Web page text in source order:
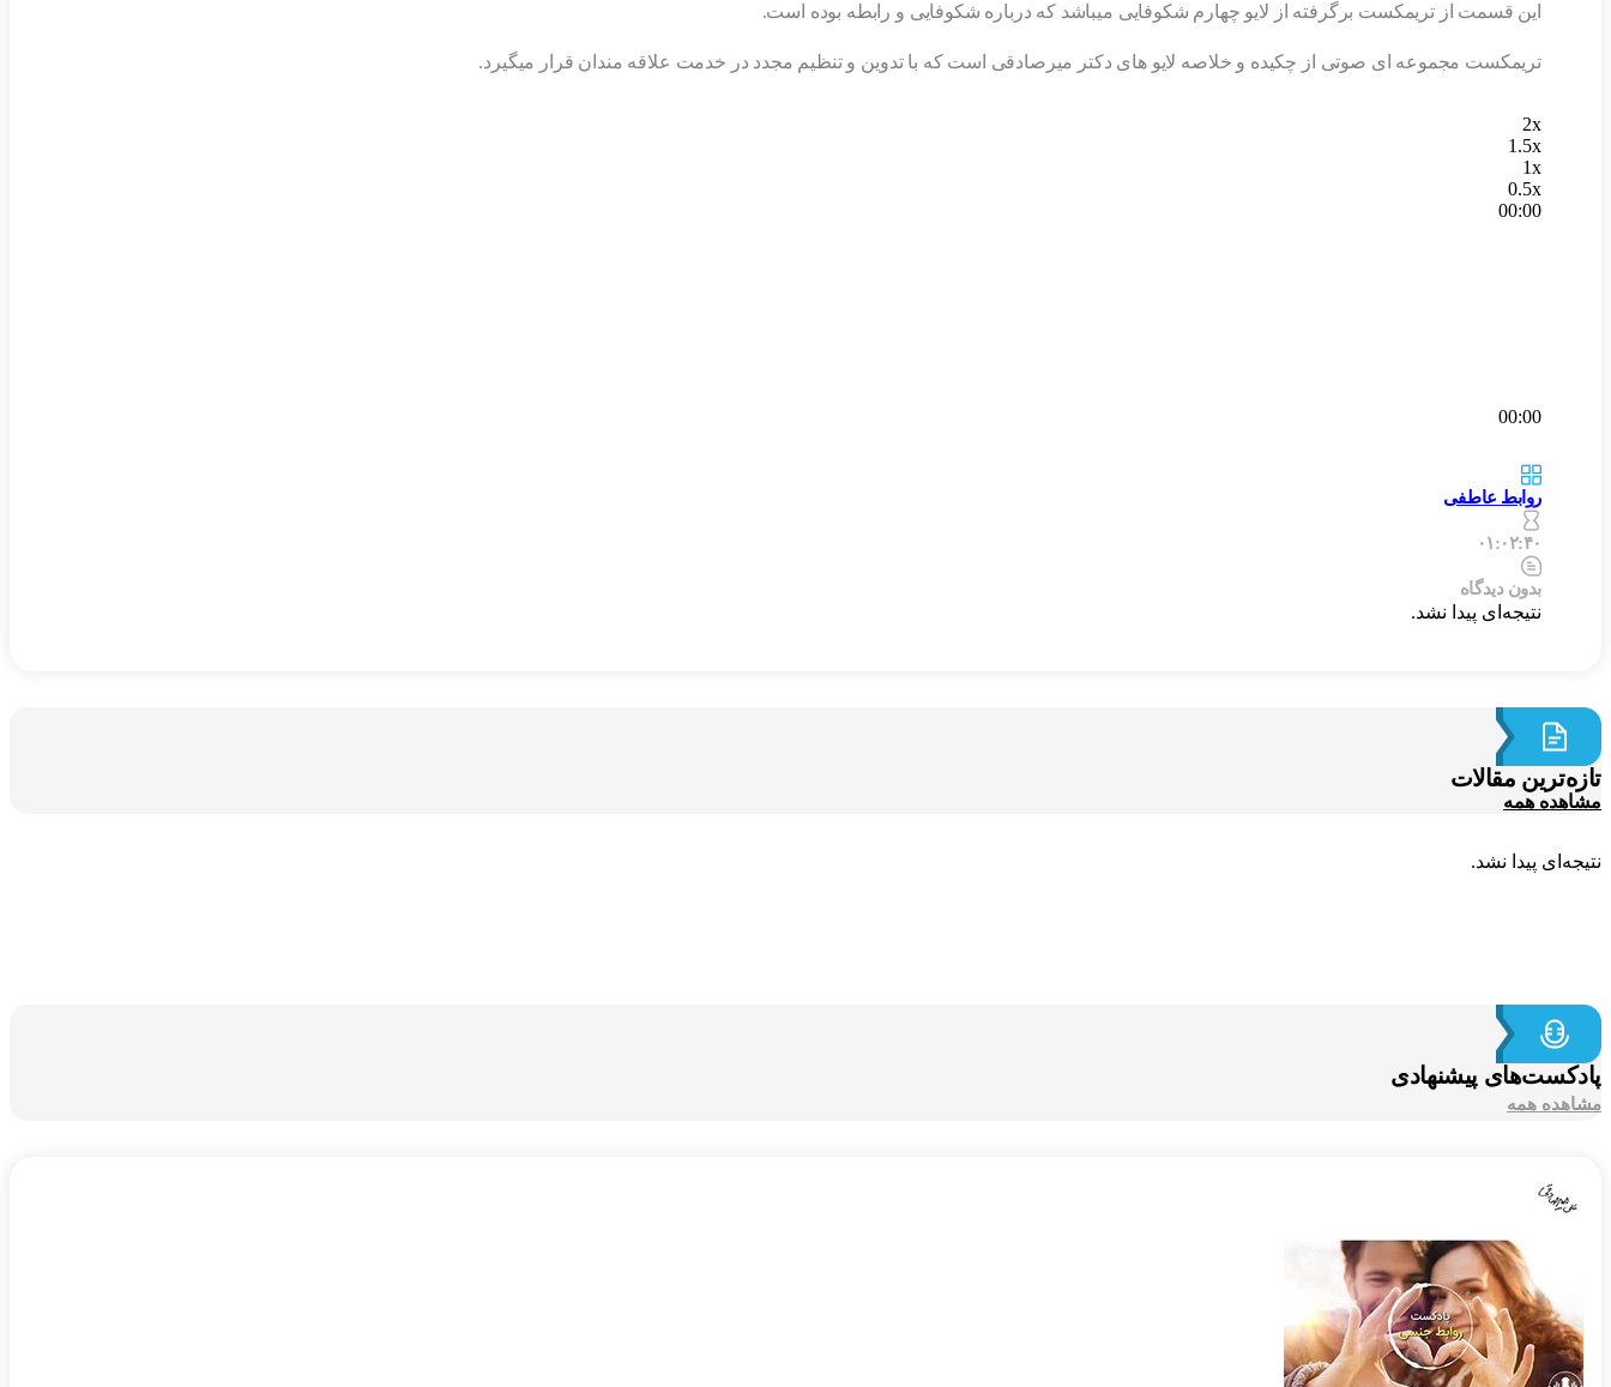
این قسمت از تریمکست برگرفته از لایو چهارم شکوفایی میباشد که درباره شکوفایی و رابطه بوده است.
تریمکست مجموعه ای صوتی از چکیده و خلاصه لایو های دکتر میرصادقی است که با تدوین و تنظیم مجدد در خدمت علاقه مندان قرار میگیرد.
2x
1.5x
1x
0.5x
00:00
00:00
روابط عاطفی
۰۱:۰۲:۴۰
بدون دیدگاه
نتیجه‌ای پیدا نشد.
تازه‌ترین مقالات
مشاهده همه
نتیجه‌ای پیدا نشد.
پادکست‌های پیشنهادی
مشاهده همه